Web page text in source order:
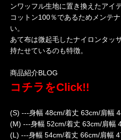
ンワッフル生地に置き換えたアイテ
コットン100％であるためメンテ
い。
あて布は微起毛したナイロンタッ
持たせているのも特徴。
商品紹介BLOG
コチラをClick!!
(S) ---身幅 48cm/着丈 63cm/肩幅
(M) ---身幅 52cm/着丈 63cm/肩幅
(L) ---身幅 54cm/着丈 66cm/肩幅